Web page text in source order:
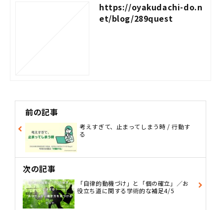
https://oyakudachi-do.n
et/blog/289quest
前の記事
考えすぎて、止まってしまう時 / 行動す
る
次の記事
「自律的動機づけ」と「個の確立」／お
役立ち道に関する学術的な補足4/5